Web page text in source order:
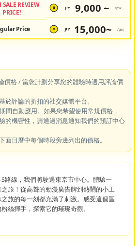
SALE REVIEW
PRICE!
¥ JPY 9,000 ~ /pax
Price ¥ JPY 15,000~ /pax
價格 / 當您計劃分享您的體驗時適用評論價
於評論的折扣的社交媒體平台。
間自動應用。如果您希望使用常規價格，
的機密性，請通過消息通知我們的預訂中心
面日曆中每個時段旁邊列出的價格。
路線，我們將駛過東京市中心。體驗一
旅！從高聳的動漫廣告牌到熱鬧的小工
旅的每一刻都充滿了刺激。感受這個區
絲揮手，探索它的璀璨奇觀。